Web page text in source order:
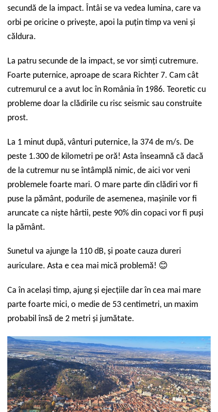
secundă de la impact. Întâi se va vedea lumina, care va
orbi pe oricine o privește, apoi la puțin timp va veni și
căldura.
La patru secunde de la impact, se vor simți cutremure.
Foarte puternice, aproape de scara Richter 7. Cam cât
cutremurul ce a avut loc în România în 1986. Teoretic cu
probleme doar la clădirile cu risc seismic sau construite
prost.
La 1 minut după, vânturi puternice, la 374 de m/s. De
peste 1.300 de kilometri pe oră! Asta înseamnă că dacă
de la cutremur nu se întâmplă nimic, de aici vor veni
probleme le foarte mari. O mare parte din clădiri vor fi
puse la pământ, poduri le de asemenea, mașinile vor fi
aruncate ca niște hârtii, peste 90% din copaci vor fi puși
la pământ.
Sunetul va ajunge la 110 dB, și poate cauza dureri
auriculare. Asta e cea mai mică problemă! 😊
Ca în același timp, ajung și ejecțiile dar în cea mai mare
parte foarte mici, o medie de 53 centimetri, un maxim
probabil însă de 2 metri și jumătate.